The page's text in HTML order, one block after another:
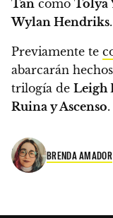
Tan como Tolya
Wylan Hendriks.
Previamente te
abarcarán
trilogía de Leigh
Ruina y Ascenso.
BRENDA AMADOR